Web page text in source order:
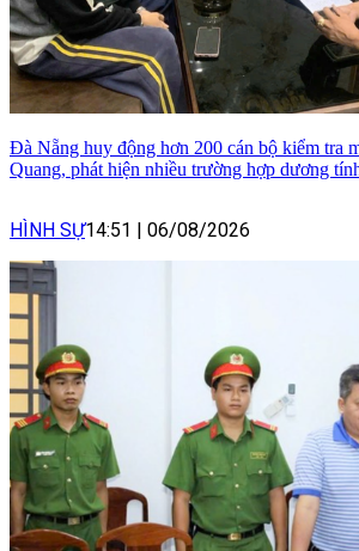
Đà Nẵng huy động hơn 200 cán bộ kiểm tra
Quang, phát hiện nhiều trường hợp dương
HÌNH SỰ14:51 06/08/2026